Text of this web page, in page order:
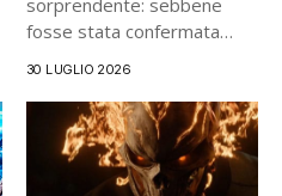
fosse stata confermata
30 LUGLIO 2026